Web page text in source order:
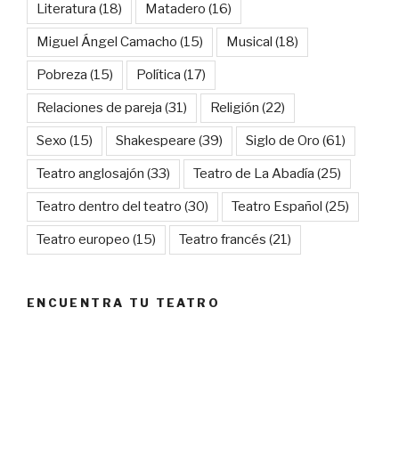
Literatura (18) Matadero (16)
Miguel Ángel Camacho (15) Musical (18)
Pobreza (15) Política (17)
Relaciones de pareja (31) Religión (22)
Sexo (15) Shakespeare (39) Siglo de Oro (61)
Teatro anglosajón (33) Teatro de La Abadía (25)
Teatro dentro del teatro (30) Teatro Español (25)
Teatro europeo (15) Teatro francés (21)
ENCUENTRA TU TEATRO